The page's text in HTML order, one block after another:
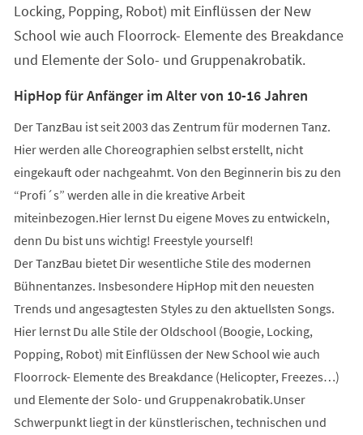
Locking, Popping, Robot) mit Einflüssen der New
School wie auch Floorrock- Elemente des Breakdance
und Elemente der Solo- und Gruppenakrobatik.
HipHop für Anfänger im Alter von 10-16 Jahren
Der TanzBau ist seit 2003 das Zentrum für modernen Tanz.
Hier werden alle Choreographien selbst erstellt, nicht
eingekauft oder nachgeahmt. Von den Beginnerin bis zu den
“Profi´s” werden alle in die kreative Arbeit
miteinbezogen.Hier lernst Du eigene Moves zu entwickeln,
denn Du bist uns wichtig! Freestyle yourself!
Der TanzBau bietet Dir wesentliche Stile des modernen
Bühnentanzes. Insbesondere HipHop mit den neuesten
Trends und angesagtesten Styles zu den aktuellsten Songs.
Hier lernst Du alle Stile der Oldschool (Boogie, Locking,
Popping, Robot) mit Einflüssen der New School wie auch
Floorrock- Elemente des Breakdance (Helicopter, Freezes…)
und Elemente der Solo- und Gruppenakrobatik.Unser
Schwerpunkt liegt in der künstlerischen, technischen und